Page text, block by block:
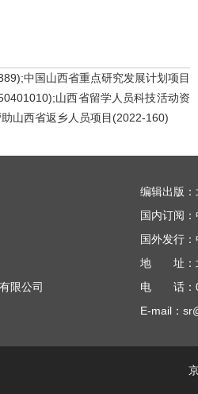
中国山西省重点研究发展计划项目
山西省留学人员科技活动资
山西省返乡人员项目(2022-160)
限公司
编辑出版
国内订阅
国外发行
地 址：北
电 话：
E-mail：